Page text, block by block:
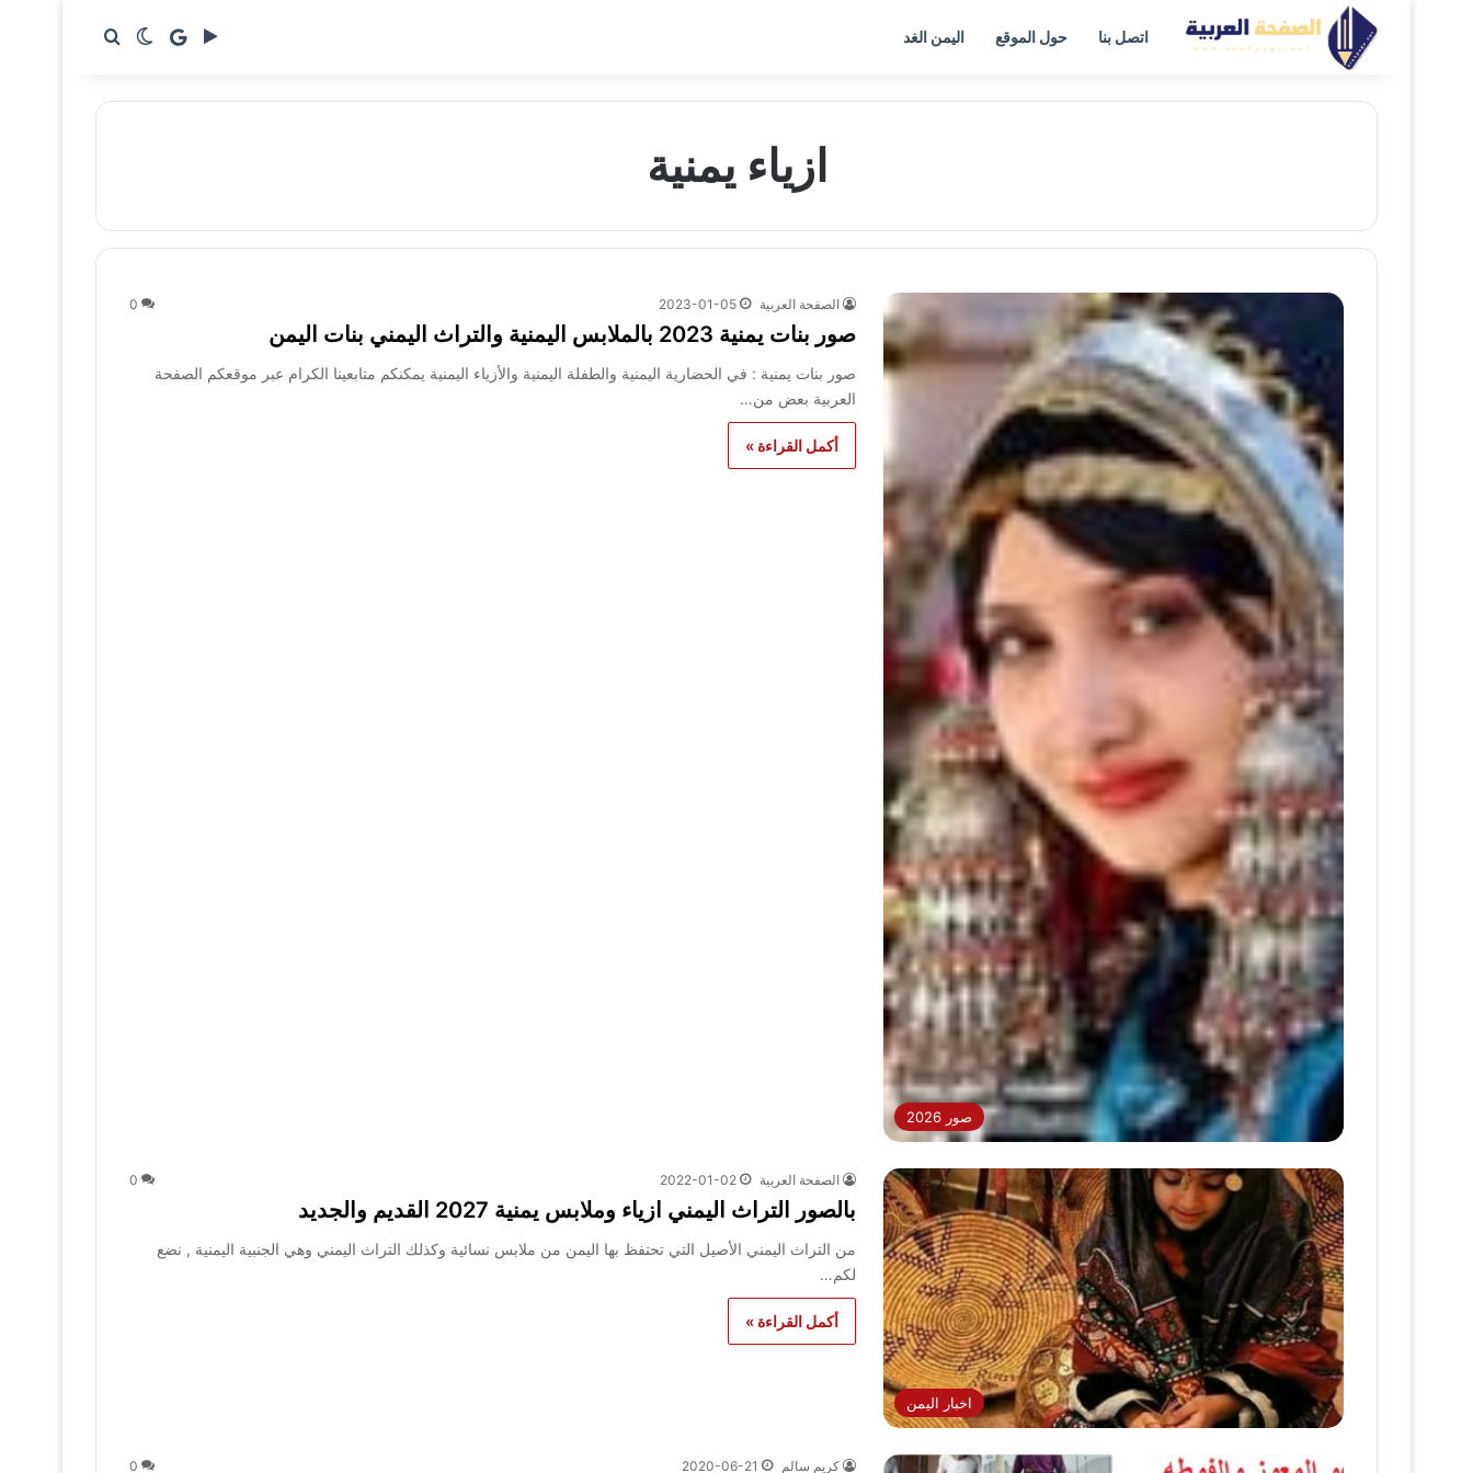
اتصل بنا حول الموقع اليمن الغد ‏Google Play
google news
الوضع المظلم
بحث عن
ازياء يمنية
صور 2026
الصفحة العربية 2023-01-05
0
صور بنات يمنية 2023 بالملابس اليمنية والتراث اليمني بنات اليمن
صور بنات يمنية : في الحضارية اليمنية والطفلة اليمنية والأزياء اليمنية يمكنكم متابعينا الكرام عبر موقعكم الصفحة
العربية بعض من…
أكمل القراءة »
اخبار اليمن
الصفحة العربية 2022-01-02
0
بالصور التراث اليمني ازياء وملابس يمنية 2027 القديم والجديد
من التراث اليمني الأصيل التي تحتفظ بها اليمن من ملابس نسائية وكذلك التراث اليمني وهي الجنبية اليمنية , نضع
لكم…
أكمل القراءة »
كريم سالم 2020-06-21
0